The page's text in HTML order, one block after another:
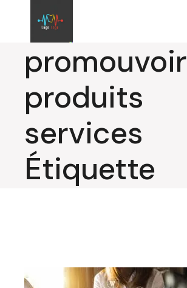
contenu
promouvoir
produits
services
Étiquette